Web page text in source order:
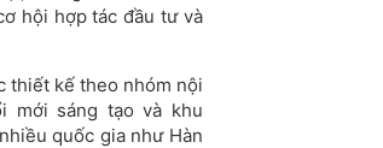
hội hợp tác đầu tư và
thiết kế theo nhóm nội
mới sáng tạo và khu
quốc gia như Hàn